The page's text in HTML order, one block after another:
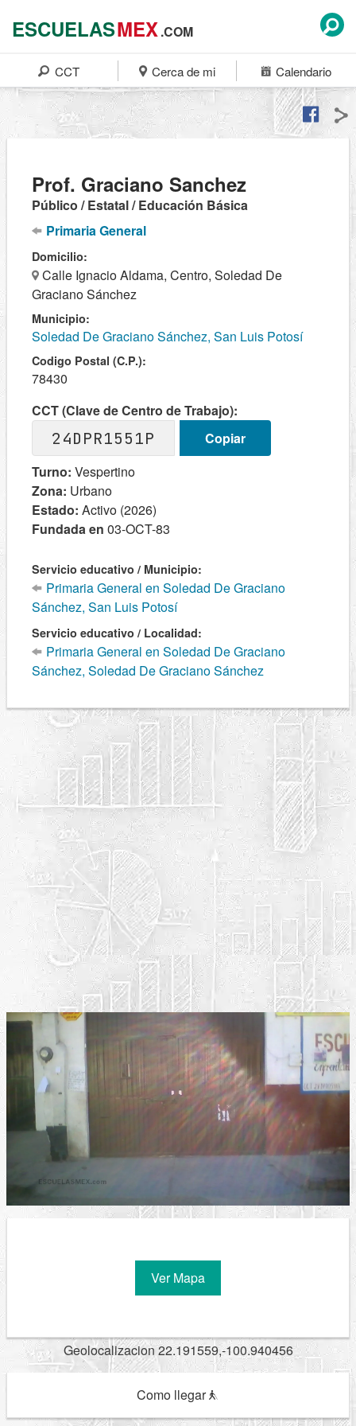
ESCUELASMEX.COM
CCT Cerca de mi Calendario
Prof. Graciano Sanchez
Público / Estatal / Educación Básica
Primaria General
Domicilio:
Calle Ignacio Aldama, Centro, Soledad De
Graciano Sánchez
Municipio:
Soledad De Graciano Sánchez, San Luis Potosí
Codigo Postal (C.P.):
78430
CCT (Clave de Centro de Trabajo):
24DPR1551P
Copiar
Turno: Vespertino
Zona: Urbano
Estado: Activo (2026)
Fundada en 03-OCT-83
Servicio educativo / Municipio:
Primaria General en Soledad De Graciano
Sánchez, San Luis Potosí
Servicio educativo / Localidad:
Primaria General en Soledad De Graciano
Sánchez, Soledad De Graciano Sánchez
Ver Mapa
Geolocalizacion 22.191559,-100.940456
Como llegar